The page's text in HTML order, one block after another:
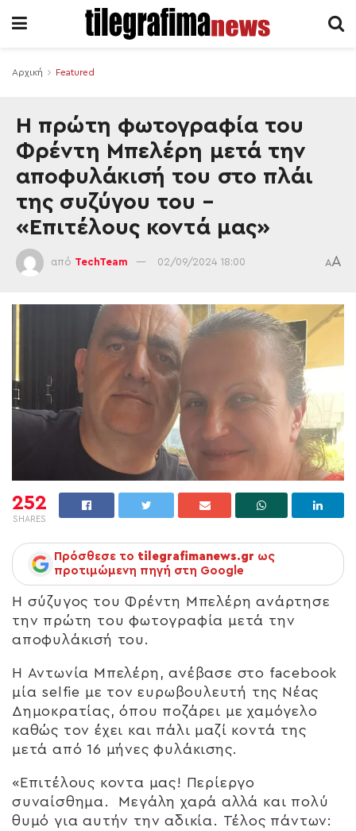
Αρχική Featured
Η πρώτη φωτογραφία του
Φρέντη Μπελέρη μετά την
αποφυλάκισή του στο πλάι
της συζύγου του –
«Επιτέλους κοντά μας»
από TechTeam 02/09/2024 18:00 AA
252
SHARES
Πρόσθεσε το tilegrafimanews.gr ως
προτιμώμενη πηγή στη Google
Η σύζυγος του Φρέντη Μπελέρη ανάρτησε
την πρώτη του φωτογραφία μετά την
αποφυλάκισή του.
Η Αντωνία Μπελέρη, ανέβασε στο facebook
μία selfie με τον ευρωβουλευτή της Νέας
Δημοκρατίας, όπου ποζάρει με χαμόγελο
καθώς τον έχει και πάλι μαζί κοντά της
μετά από 16 μήνες φυλάκισης.
«Επιτέλους κοντα μας! Περίεργο
συναίσθημα. Μεγάλη χαρά αλλά και πολύ
θυμό για αυτήν την αδικία. Τέλος πάντων: